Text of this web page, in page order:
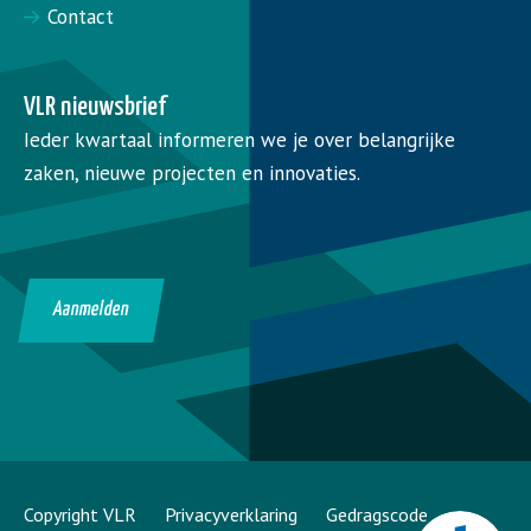
Contact
VLR nieuwsbrief
Ieder kwartaal informeren we je over belangrijke
zaken, nieuwe projecten en innovaties.
Aanmelden
Copyright VLR Privacyverklaring Gedragscode